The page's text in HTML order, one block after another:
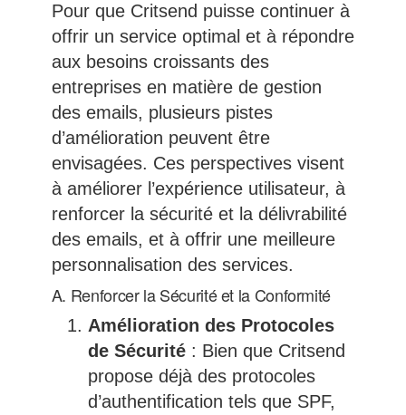
Pour que Critsend puisse continuer à
offrir un service optimal et à répondre
aux besoins croissants des
entreprises en matière de gestion
des emails, plusieurs pistes
d’amélioration peuvent être
envisagées. Ces perspectives visent
à améliorer l’expérience utilisateur, à
renforcer la sécurité et la délivrabilité
des emails, et à offrir une meilleure
personnalisation des services.
A. Renforcer la Sécurité et la Conformité
Amélioration des Protocoles
de Sécurité: Bien que Critsend
propose déjà des protocoles
d’authentification tels que SPF,